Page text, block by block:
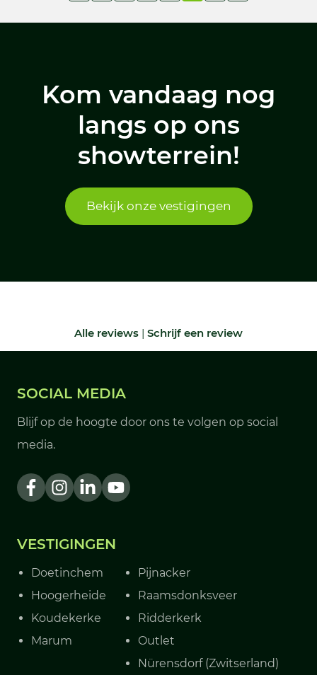
Kom vandaag nog
langs op ons
showterrein!
Bekijk onze vestigingen
Alle reviews | Schrijf een review
SOCIAL MEDIA
Blijf op de hoogte door ons te volgen op social
media.
VESTIGINGEN
Doetinchem
Hoogerheide
Koudekerke
Marum
Pijnacker
Raamsdonksveer
Ridderkerk
Outlet
Nürensdorf (Zwitserland)